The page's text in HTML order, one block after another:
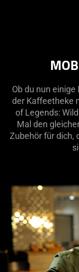
Ob du nun
der Kaffeetheke
of Legends:
Mal den
Zubehör für dich,